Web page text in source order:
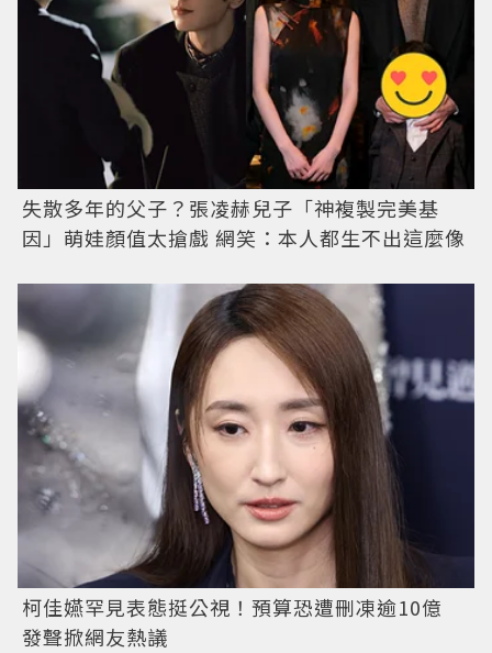
失散多年的父子？張凌赫兒子「神複製完美基
因」萌娃顏值太搶戲 網笑：本人都生不出這麼像
柯佳嬿罕見表態挺公視！預算恐遭刪凍逾10億
發聲掀網友熱議